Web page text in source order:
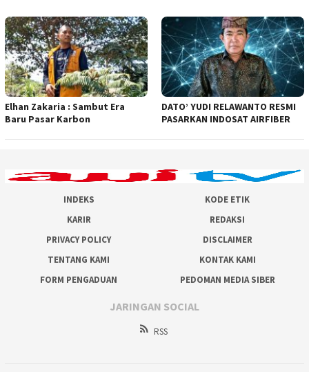
Elhan Zakaria : Sambut Era
Baru Pasar Karbon
DATO’ YUDI RELAWANTO RESMI
PASARKAN INDOSAT AIRFIBER
INDEKS
KODE ETIK
KARIR
REDAKSI
PRIVACY POLICY
DISCLAIMER
TENTANG KAMI
KONTAK KAMI
FORM PENGADUAN
PEDOMAN MEDIA SIBER
JARINGAN SOCIAL
RSS